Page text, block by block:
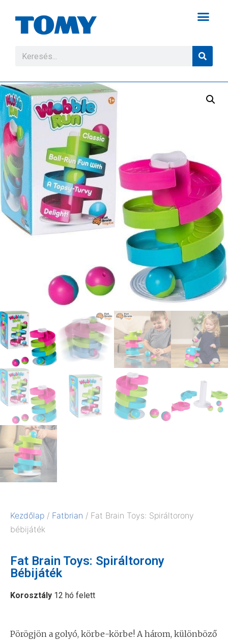
Kezdőlap / Fatbrian / Fat Brain Toys: Spiráltorony
bébijáték
Fat Brain Toys: Spiráltorony
Bébijáték
Korosztály 12 hó felett
Pörögjön a golyó, körbe-körbe! A három, különböző